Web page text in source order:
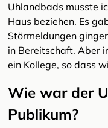
Uhlandbads musste
Haus beziehen. Es
Störmeldungen
in Bereitschaft. Aber
ein Kollege, so dass
Wie war der
Publikum?